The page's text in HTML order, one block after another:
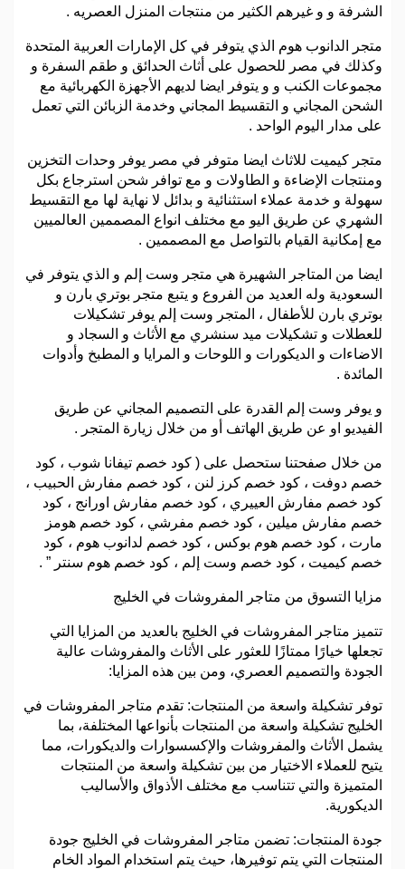
الشرفة و و غيرهم الكثير من منتجات المنزل العصريه .
متجر الدانوب هوم الذي يتوفر في كل الإمارات العربية المتحدة
وكذلك في مصر للحصول على أثاث الحدائق و طقم السفرة و
مجموعات الكنب و و يتوفر ايضا لديهم الأجهزة الكهربائية مع
الشحن المجاني و التقسيط المجاني وخدمة الزبائن التي تعمل
على مدار اليوم الواحد .
متجر كيميت للاثاث ايضا متوفر في مصر يوفر وحدات التخزين
ومنتجات الإضاءة و الطاولات و مع توافر شحن استرجاع بكل
سهولة و خدمة عملاء استثنائية و بدائل لا نهاية لها مع التقسيط
الشهري عن طريق اليو مع مختلف انواع المصممين العالميين
مع إمكانية القيام بالتواصل مع المصممين .
ايضا من المتاجر الشهيرة هي متجر وست إلم و الذي يتوفر في
السعودية وله العديد من الفروع و يتبع متجر بوتري بارن و
بوتري بارن للأطفال ، المتجر وست إلم يوفر تشكيلات
للعطلات و تشكيلات ميد سنشري مع الأثاث و السجاد و
الاضاءات و الديكورات و اللوحات و المرايا و المطبخ وأدوات
المائدة .
و يوفر وست إلم القدرة على التصميم المجاني عن طريق
الفيديو او عن طريق الهاتف أو من خلال زيارة المتجر .
من خلال صفحتنا ستحصل على ( كود خصم تيفانا شوب ، كود
خصم دوفت ، كود خصم كرز لنن ، كود خصم مفارش الحبيب ،
كود خصم مفارش العييري ، كود خصم مفارش اورانج ، كود
خصم مفارش ميلين ، كود خصم مفرشي ، كود خصم هومز
مارت ، كود خصم هوم بوكس ، كود خصم لدانوب هوم ، كود
خصم كيميت ، كود خصم وست إلم ، كود خصم هوم سنتر ” .
مزايا التسوق من متاجر المفروشات في الخليج
تتميز متاجر المفروشات في الخليج بالعديد من المزايا التي
تجعلها خيارًا ممتازًا للعثور على الأثاث والمفروشات عالية
الجودة والتصميم العصري، ومن بين هذه المزايا:
توفر تشكيلة واسعة من المنتجات: تقدم متاجر المفروشات في
الخليج تشكيلة واسعة من المنتجات بأنواعها المختلفة، بما
يشمل الأثاث والمفروشات والإكسسوارات والديكورات، مما
يتيح للعملاء الاختيار من بين تشكيلة واسعة من المنتجات
المتميزة والتي تتناسب مع مختلف الأذواق والأساليب
الديكورية.
جودة المنتجات: تضمن متاجر المفروشات في الخليج جودة
المنتجات التي يتم توفيرها، حيث يتم استخدام المواد الخام